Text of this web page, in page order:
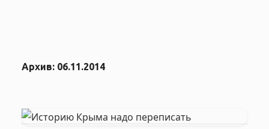
Архив: 06.11.2014